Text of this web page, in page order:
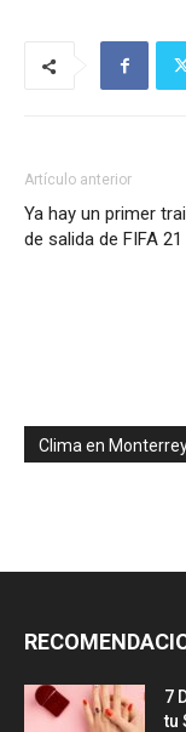
Artículo anterior
Ya hay un primer
de salida de FIFA 21
Clima en
7
tu